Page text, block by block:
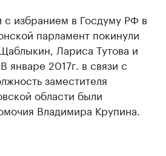
с избранием в Госдуму РФ в
парламент покинули
Лариса Тутова и
январе 2017г. в связи с
заместителя
области были
Владимира Крупина.